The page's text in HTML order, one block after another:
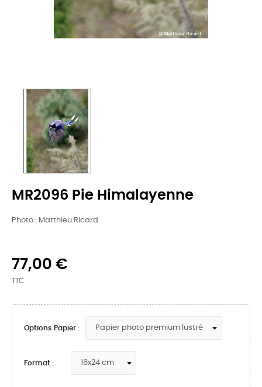
MR2096 Pie Himalayenne
Photo : Matthieu Ricard
77,00 €
TTC
Options Papier :
Format :